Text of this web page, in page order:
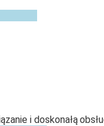
i doskonałą